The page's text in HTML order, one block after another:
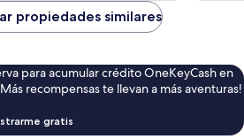
de
$217
propiedades similares
para acumular crédito OneKeyCash en
recompensas te llevan a más aventuras!
gratis